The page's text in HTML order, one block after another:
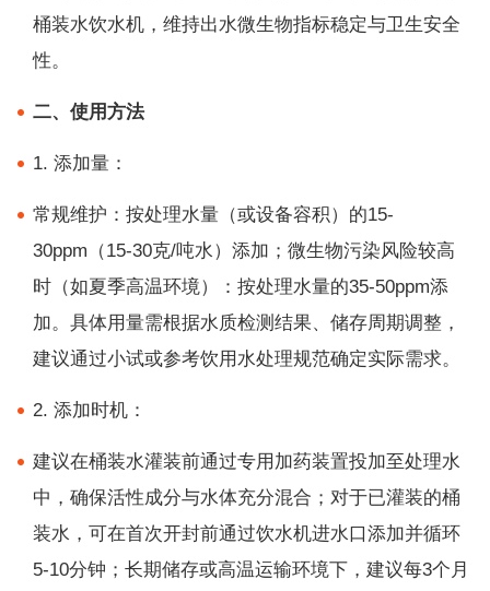
桶装水饮水机，维持出水微生物指标稳定与卫生安全
性。
二、使用方法
1. 添加量：
常规维护：按处理水量（或设备容积）的15-
30ppm（15-30克/吨水）添加；微生物污染风险较高
时（如夏季高温环境）：按处理水量的35-50ppm添
加。具体用量需根据水质检测结果、储存周期调整，
建议通过小试或参考饮用水处理规范确定实际需求。
2. 添加时机：
建议在桶装水灌装前通过专用加药装置投加至处理水
中，确保活性成分与水体充分混合；对于已灌装的桶
装水，可在首次开封前通过饮水机进水口添加并循环
5-10分钟；长期储存或高温运输环境下，建议每3个月